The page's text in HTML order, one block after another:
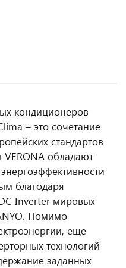
кондиционеров
– это сочетание
стандартов
обладают
благодаря
Inverter мировых
Помимо
еще
технологий
заданных